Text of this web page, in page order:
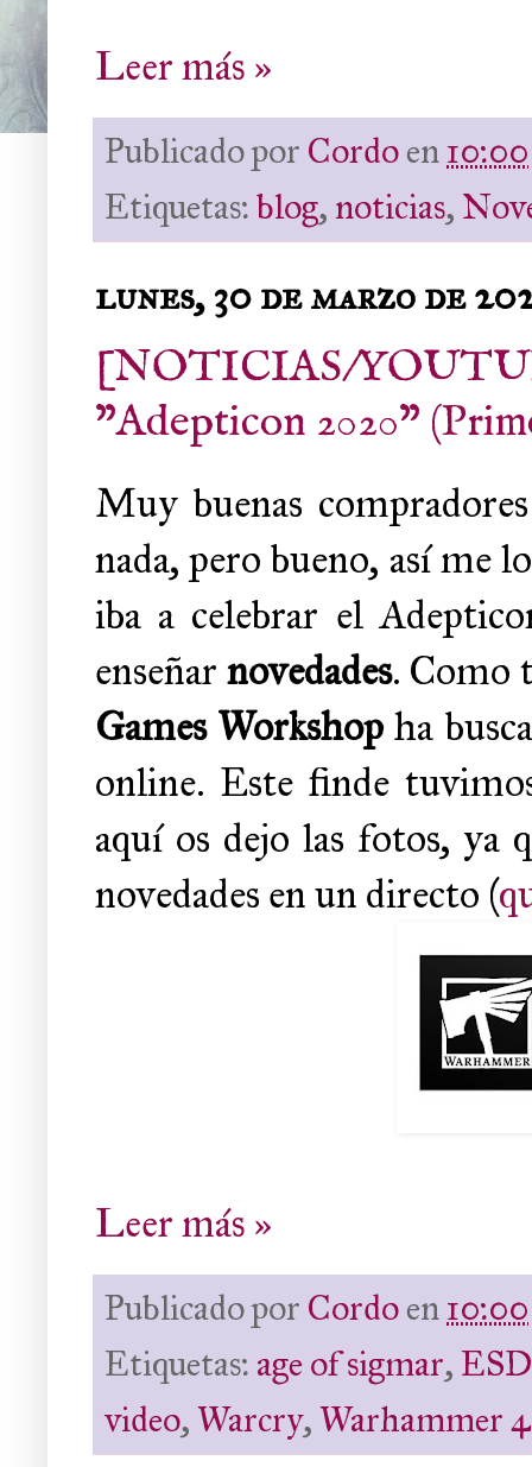
Leer más »
Publicado por Cordoen10:00
Etiquetas:blog,noticias,
lunes, 30 de marzo de
[NOTICIAS/
"Adepticon 2020"
Muy buenas
nada, pero bueno, así me
iba a celebrar el
enseñar novedades. Como
Games Workshopha
online. Este finde
aquí os dejo las fotos, ya
novedades en un directo (
Leer más »
Publicado por Cordoen10:00
Etiquetas: age of sigmar,
video,Warcry,Warhammer